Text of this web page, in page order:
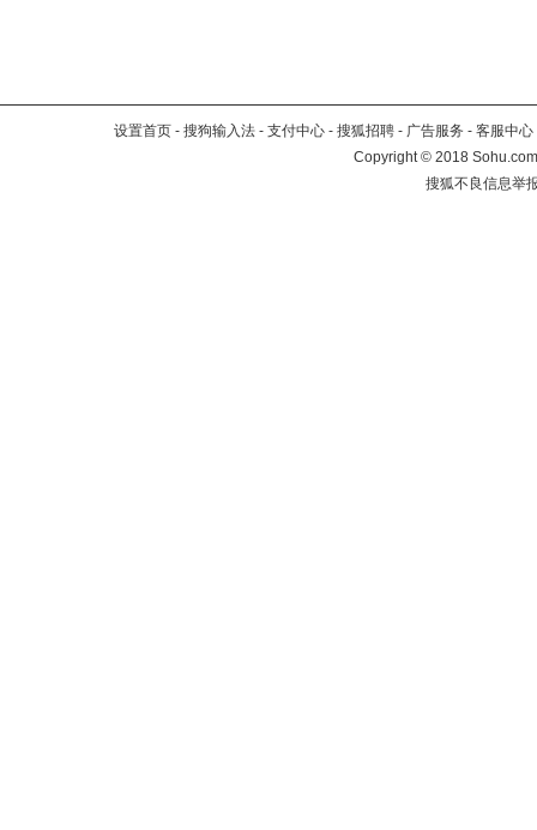
设置首页 - 搜狗输入法 - 支付中心 - 搜狐招聘 - 广告服务 - 客服中心
Copyright©2018
搜狐不良信息举